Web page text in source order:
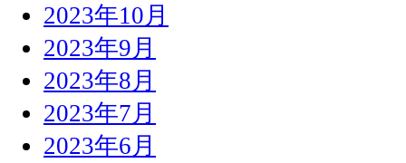
2023年10月
2023年9月
2023年8月
2023年7月
2023年6月